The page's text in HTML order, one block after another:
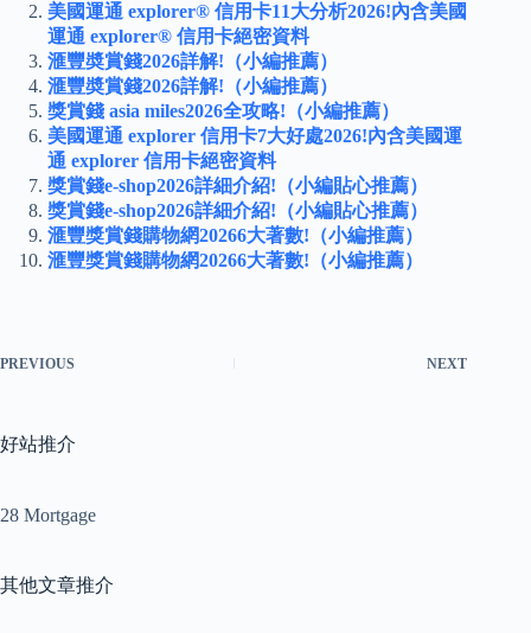
美國運通 explorer® 信用卡11大分析2026!內含美國
運通 explorer® 信用卡絕密資料
滙豐奬賞錢2026詳解!（小編推薦）
滙豐奬賞錢2026詳解!（小編推薦）
獎賞錢 asia miles2026全攻略!（小編推薦）
美國運通 explorer 信用卡7大好處2026!內含美國運
通 explorer 信用卡絕密資料
獎賞錢e-shop2026詳細介紹!（小編貼心推薦）
獎賞錢e-shop2026詳細介紹!（小編貼心推薦）
滙豐獎賞錢購物網20266大著數!（小編推薦）
滙豐獎賞錢購物網20266大著數!（小編推薦）
PREVIOUS NEXT
好站推介
28 Mortgage
其他文章推介